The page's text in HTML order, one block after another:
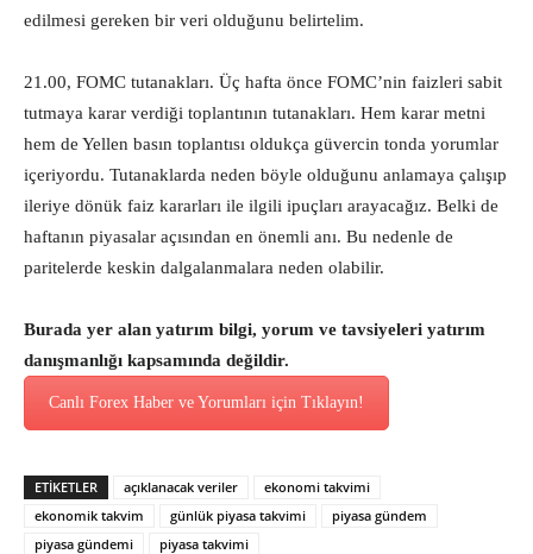
edilmesi gereken bir veri olduğunu belirtelim.
21.00, FOMC tutanakları. Üç hafta önce FOMC’nin faizleri sabit
tutmaya karar verdiği toplantının tutanakları. Hem karar metni
hem de Yellen basın toplantısı oldukça güvercin tonda yorumlar
içeriyordu. Tutanaklarda neden böyle olduğunu anlamaya çalışıp
ileriye dönük faiz kararları ile ilgili ipuçları arayacağız. Belki de
haftanın piyasalar açısından en önemli anı. Bu nedenle de
paritelerde keskin dalgalanmalara neden olabilir.
Burada yer alan yatırım bilgi, yorum ve tavsiyeleri yatırım
danışmanlığı kapsamında değildir.
Canlı Forex Haber ve Yorumları için Tıklayın!
ETİKETLER açıklanacak veriler
ekonomi takvimi
ekonomik takvim
günlük piyasa takvimi
piyasa gündem
piyasa gündemi
piyasa takvimi